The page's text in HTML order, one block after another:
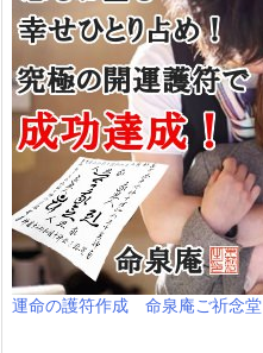
運命の護符作成 命泉庵ご祈念堂